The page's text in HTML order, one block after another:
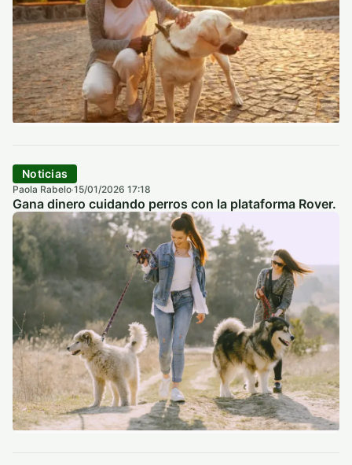
Noticias
Paola Rabelo·15/01/2026 17:18
Gana dinero cuidando perros con la plataforma Rover.